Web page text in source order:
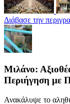
Διάβασε την
Μιλάνο:
Περιήγηση με
Ανακάλυψε το